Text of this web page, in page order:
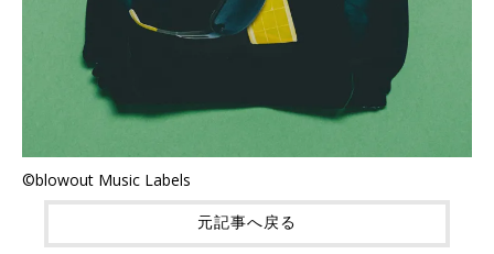
©blowout Music Labels
元記事へ戻る